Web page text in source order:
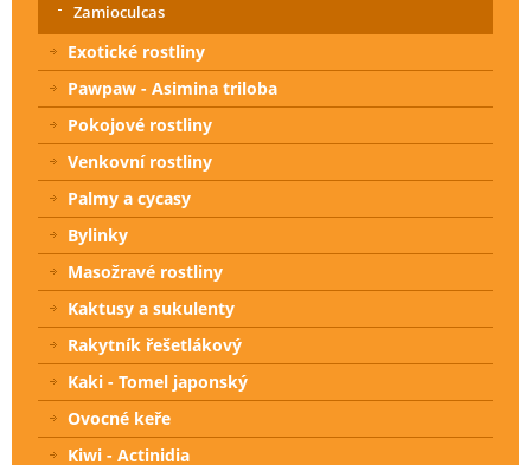
Zamioculcas
Exotické rostliny
Pawpaw - Asimina triloba
Pokojové rostliny
Venkovní rostliny
Palmy a cycasy
Bylinky
Masožravé rostliny
Kaktusy a sukulenty
Rakytník řešetlákový
Kaki - Tomel japonský
Ovocné keře
Kiwi - Actinidia